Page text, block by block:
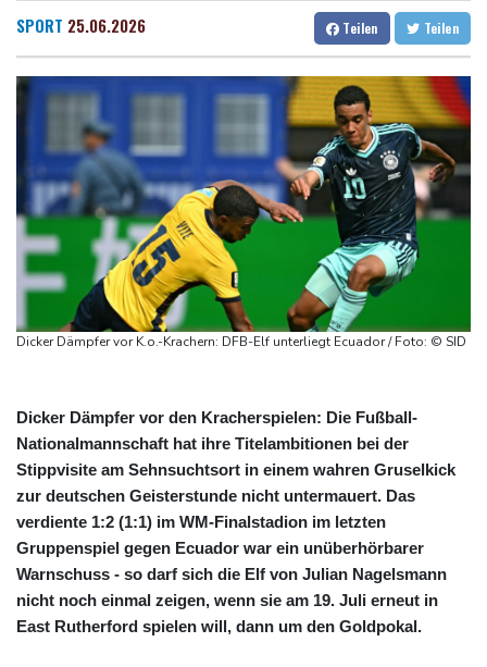
Dresden
Wien
31 °C
Salzburg
27 °C
Baden-Baden
26 °C
"Steile Lernkurve": Kretschmann lobt Amtsführung von Merz
US-Unternehmen bauen im Juli Arbeitsplätze ab
Saudi-Arabien, Türkei und Pakistan schließen inmitten von Iran-
Polizei entdeckt Cannabisplantage mit mehr als 900 Pflanzen in
Kerpen - Festnahme
Xiaomi Skynomad: N70 und N90 erhöhen den Druck auf Europas
SUV-Markt
Sicherheitskreise vermuten russische Kampagne hinter
Falschvideo zu Merz-Rücktritt
SPORT 25.06.2026 Teilen Teilen
Dicker Dämpfer vor K.o.-Krachern: DFB-Elf unterliegt Ecuador / Foto: © SID
Dicker Dämpfer vor den Kracherspielen: Die Fußball-
Nationalmannschaft hat ihre Titelambitionen bei der
Stippvisite am Sehnsuchtsort in einem wahren Gruselkick
zur deutschen Geisterstunde nicht untermauert. Das
verdiente 1:2 (1:1) im WM-Finalstadion im letzten
Gruppenspiel gegen Ecuador war ein unüberhörbarer
Warnschuss - so darf sich die Elf von Julian Nagelsmann
nicht noch einmal zeigen, wenn sie am 19. Juli erneut in
East Rutherford spielen will, dann um den Goldpokal.